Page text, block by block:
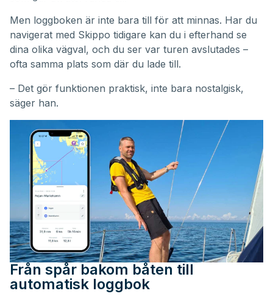
Men loggboken är inte bara till för att minnas. Har du
navigerat med Skippo tidigare kan du i efterhand se
dina olika vägval, och du ser var turen avslutades –
ofta samma plats som där du lade till.
– Det gör funktionen praktisk, inte bara nostalgisk,
säger han.
Från spår bakom båten till
automatisk loggbok